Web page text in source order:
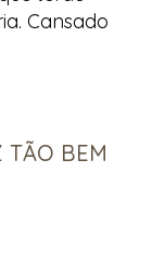
Cansado
TÃO BEM